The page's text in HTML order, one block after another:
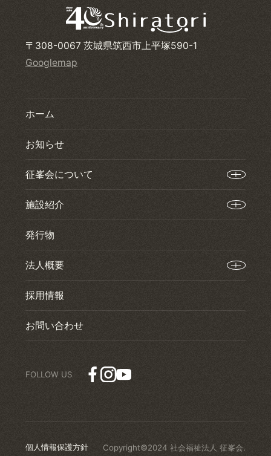
〒308-0067 茨城県筑西市上平塚590-1
Googlemap
ホーム
お知らせ
征峯会について
施設紹介
発行物
法人概要
採用情報
お問い合わせ
個人情報保護方針 Copyright©2024 社会福祉法人 征峯会.